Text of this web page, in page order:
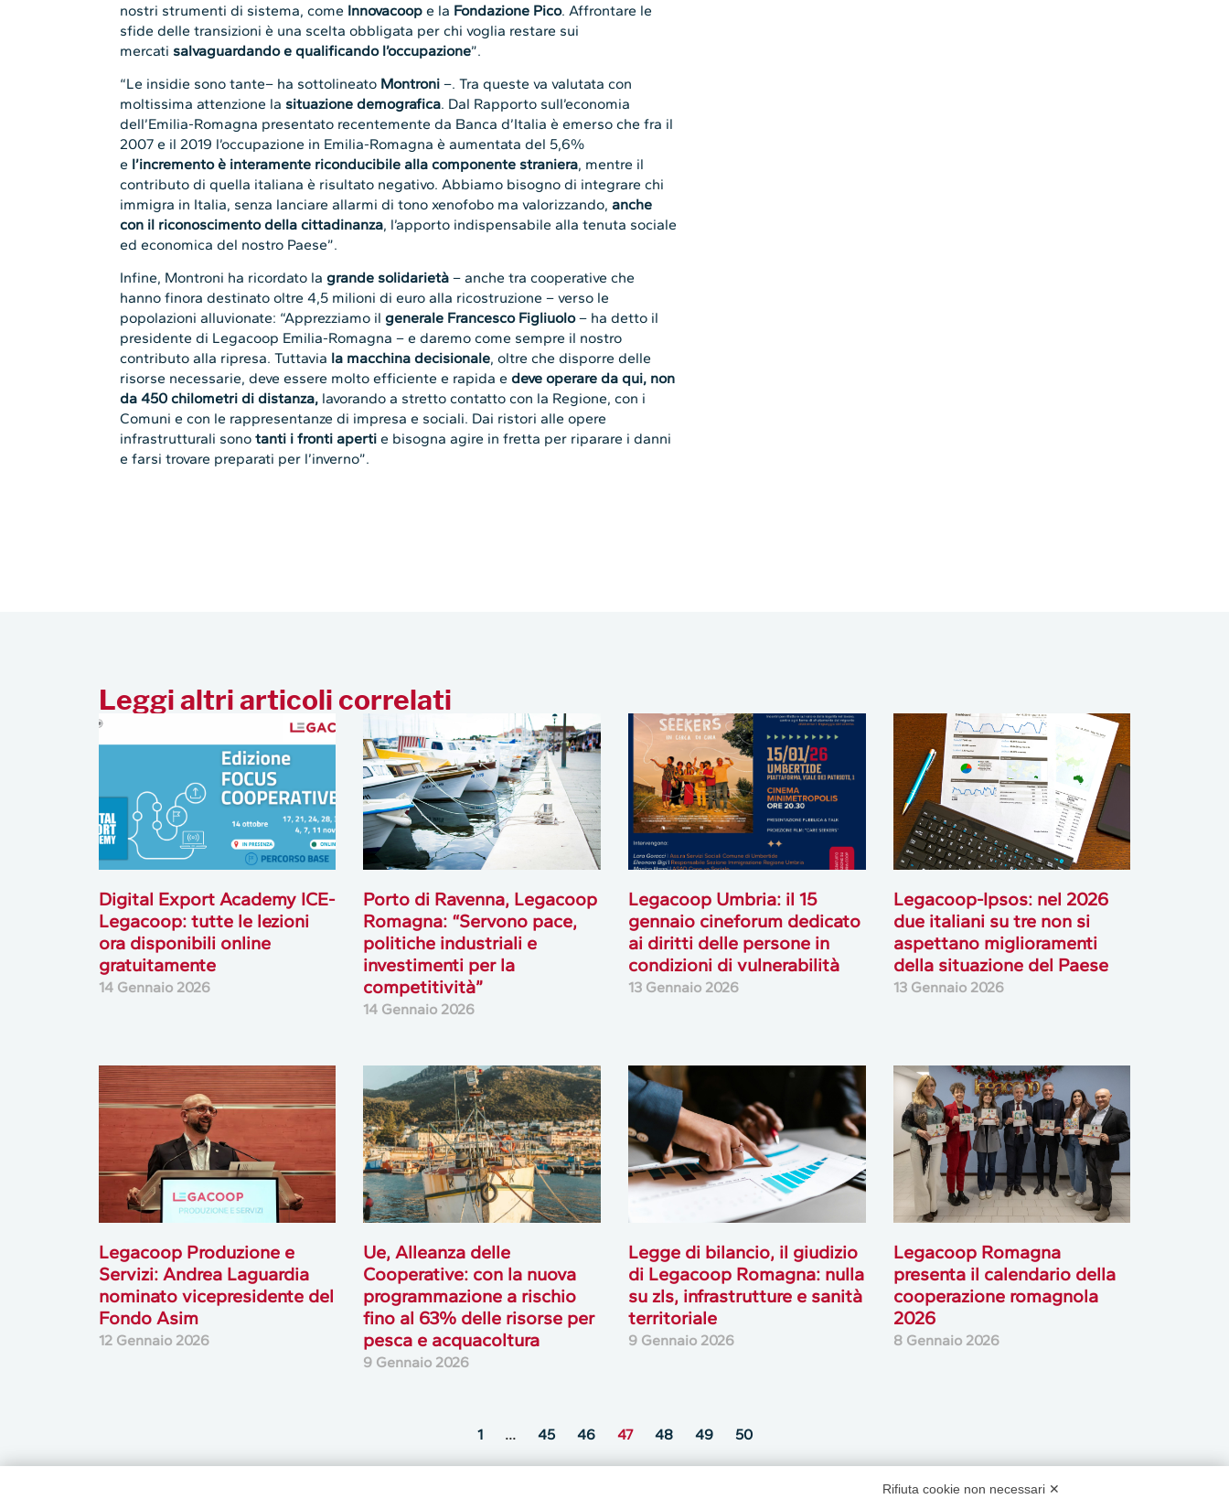
nostri strumenti di sistema, come Innovacoop e la Fondazione Pico. Affrontare le
sfide delle transizioni è una scelta obbligata per chi voglia restare sui
mercati salvaguardando e qualificando l’occupazione”.
“Le insidie sono tante– ha sottolineato Montroni –. Tra queste va valutata con
moltissima attenzione la situazione demografica. Dal Rapporto sull’economia
dell’Emilia-Romagna presentato recentemente da Banca d’Italia è emerso che fra il
2007 e il 2019 l’occupazione in Emilia-Romagna è aumentata del 5,6%
e l’incremento è interamente riconducibile alla componente straniera, mentre il
contributo di quella italiana è risultato negativo. Abbiamo bisogno di integrare chi
immigra in Italia, senza lanciare allarmi di tono xenofobo ma valorizzando,anche
con il riconoscimento della cittadinanza, l’apporto indispensabile alla tenuta sociale
ed economica del nostro Paese”.
Infine, Montroni ha ricordato lagrande solidarietà– anche tra cooperative che
hanno finora destinato oltre 4,5 milioni di euro alla ricostruzione – verso le
popolazioni alluvionate: “Apprezziamo ilgenerale Francesco Figliuolo– ha detto il
presidente di Legacoop Emilia-Romagna – e daremo come sempre il nostro
contributo alla ripresa. Tuttavia la macchina decisionale, oltre che disporre delle
risorse necessarie, deve essere molto efficiente e rapida edeve operare da qui, non
da 450 chilometri di distanza, lavorando a stretto contatto con la Regione, con i
Comuni e con le rappresentanze di impresa e sociali. Dai ristori alle opere
infrastrutturali sono tanti i fronti aperti e bisogna agire in fretta per riparare i danni
e farsi trovare preparati per l’inverno”.
Leggi altri articoli correlati
Digital Export Academy ICE-
Legacoop: tutte le lezioni
ora disponibili online
gratuitamente
14 Gennaio 2026
Porto di Ravenna, Legacoop
Romagna: “Servono pace,
politiche industriali e
investimenti per la
competitività”
14 Gennaio 2026
Legacoop Umbria: il 15
gennaio cineforum dedicato
ai diritti delle persone in
condizioni di vulnerabilità
13 Gennaio 2026
Legacoop-Ipsos: nel 2026
due italiani su tre non si
aspettano miglioramenti
della situazione del Paese
13 Gennaio 2026
Legacoop Produzione e
Servizi: Andrea Laguardia
nominato vicepresidente del
Fondo Asim
12 Gennaio 2026
Ue, Alleanza delle
Cooperative: con la nuova
programmazione a rischio
fino al 63% delle risorse per
pesca e acquacoltura
9 Gennaio 2026
Legge di bilancio, il giudizio
di Legacoop Romagna: nulla
su zls, infrastrutture e sanità
territoriale
9 Gennaio 2026
Legacoop Romagna
presenta il calendario della
cooperazione romagnola
2026
8 Gennaio 2026
1 … 45 46 47 48 49 50
Rifiuta cookie non necessari ✕